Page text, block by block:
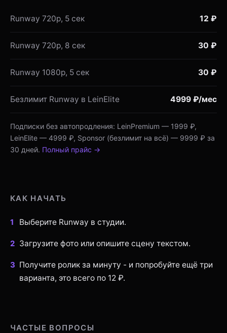
Runway 720p, 5 сек 12 ₽
Runway 720p, 8 сек 30 ₽
Runway 1080p, 5 сек 30 ₽
Безлимит Runway в LeinElite 4999 ₽/мес
Подписки без автопродления: LeinPremium — 1999 ₽,
LeinElite — 4999 ₽, Sponsor (безлимит на всё) — 9999 ₽ за
30 дней. Полный прайс →
КАК НАЧАТЬ
Выберите Runway в студии.
Загрузите фото или опишите сцену текстом.
Получите ролик за минуту - и попробуйте ещё три
варианта, это всего по 12 ₽.
ЧАСТЫЕ ВОПРОСЫ